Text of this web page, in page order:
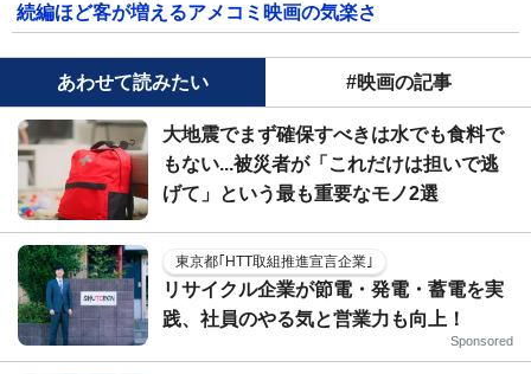
続編ほど客が増えるアメコミ映画の気楽さ
あわせて読みたい #映画の記事
大地震でまず確保すべきは水でも食料で
もない...被災者が「これだけは担いで逃
げて」という最も重要なモノ2選
東京都｢HTT取組推進宣言企業｣
リサイクル企業が節電・発電・蓄電を実
践、社員のやる気と営業力も向上！
Sponsored